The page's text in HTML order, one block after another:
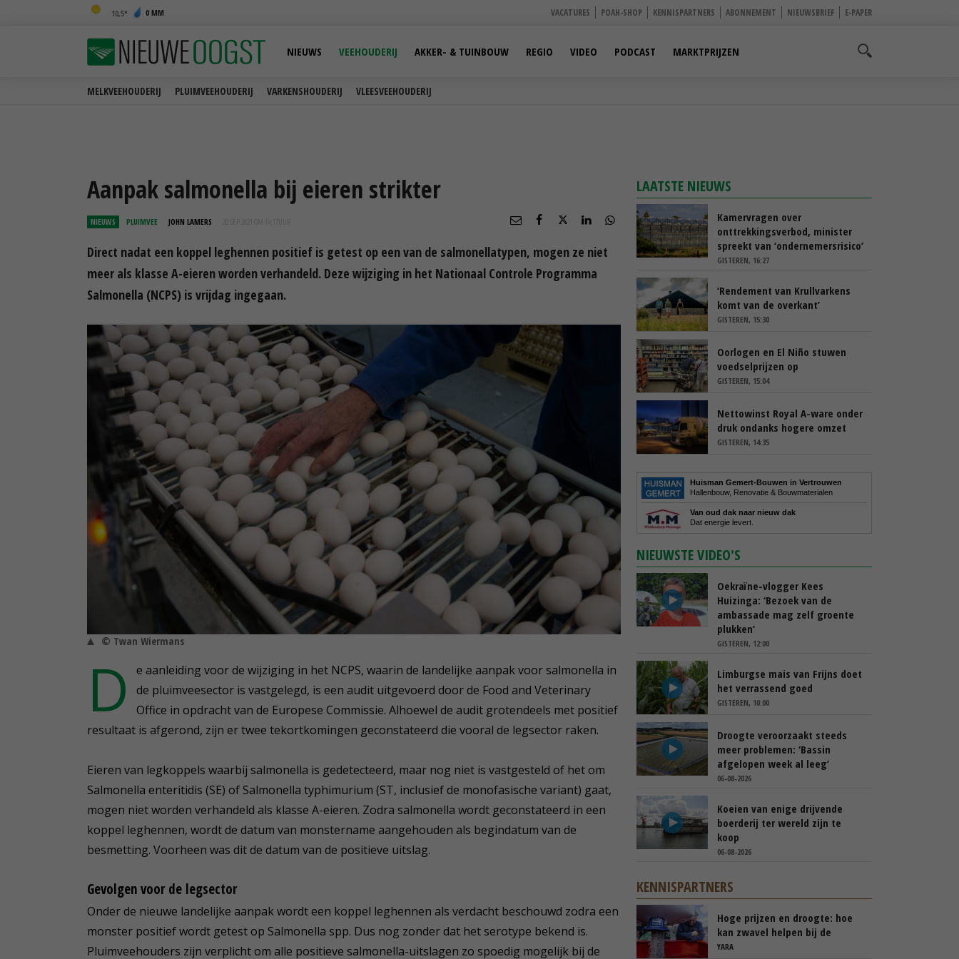
10,5 0 MM VACATURES POAH-SHOP KENNISPARTNERS ABONNEMENT NIEUWSBRIEF E-PAPER
MELKVEEHOUDERIJ PLUIMVEEHOUDERIJ VARKENSHOUDERIJ VLEESVEEHOUDERIJ
NIEUWS VEEHOUDERIJ AKKER- & TUINBOUW REGIO VIDEO PODCAST MARKTPRIJZEN
Aanpak salmonella bij eieren strikter
NIEUWS PLUIMVEE JOHN LAMERS 20 SEP 2021 OM 14:17
Direct nadat een koppel leghennen positief is getest op een van de salmonellatypen, mogen ze niet
meer als klasse A-eieren worden verhandeld. Deze wijziging in het Nationaal Controle Programma
Salmonella (NCPS) is vrijdag ingegaan.
© Twan Wiermans
D
e aanleiding voor de wijziging in het NCPS, waarin de landelijke aanpak voor salmonella in
de pluimveesector is vastgelegd, is een audit uitgevoerd door de Food and Veterinary
Office in opdracht van de Europese Commissie. Alhoewel de audit grotendeels met positief
resultaat is afgerond, zijn er twee tekortkomingen geconstateerd die vooral de legsector raken.
Eieren van legkoppels waarbij salmonella is gedetecteerd, maar nog niet is vastgesteld of het om
Salmonella enteritidis (SE) of Salmonella typhimurium (ST, inclusief de monofasische variant) gaat,
mogen niet worden verhandeld als klasse A-eieren. Zodra salmonella wordt geconstateerd in een
koppel leghennen, wordt de datum van monstername aangehouden als begindatum van de
besmetting. Voorheen was dit de datum van de positieve uitslag.
Gevolgen voor de legsector
Onder de nieuwe landelijke aanpak wordt een koppel leghennen als verdacht beschouwd zodra een
monster positief wordt getest op Salmonella spp. Dus nog zonder dat het serotype bekend is.
Pluimveehouders zijn verplicht om alle positieve salmonella-uitslagen zo spoedig mogelijk bij de
LAATSTE NIEUWS
Kamervragen over
onttrekkingsverbod, minister
spreekt van ‘ondernemersrisico’
GISTEREN, 16:27
‘Rendement van Krullvarkens
komt van de overkant’
GISTEREN, 15:30
Oorlogen en El Niño stuwen
voedselprijzen op
GISTEREN, 15:04
Nettowinst Royal A-ware onder
druk ondanks hogere omzet
GISTEREN, 14:35
Huisman Gemert-Bouwen in Vertrouwen
Hallenbouw, Renovatie & Bouwmaterialen
Van oud dak naar nieuw dak
Dat energie levert.
NIEUWSTE VIDEO'S
Oekraïne-vlogger Kees
Huizinga: ‘Bezoek van de
ambassade mag zelf groente
plukken’
GISTEREN, 12:00
Limburgse mais van Frijns doet
het verrassend goed
GISTEREN, 10:00
Droogte veroorzaakt steeds
meer problemen: ‘Bassin
afgelopen week al leeg’
06-08-2026
Koeien van enige drijvende
boerderij ter wereld zijn te
koop
06-08-2026
KENNISPARTNERS
Hoge prijzen en droogte: hoe
kan zwavel helpen bij de
bemesting?
YARA